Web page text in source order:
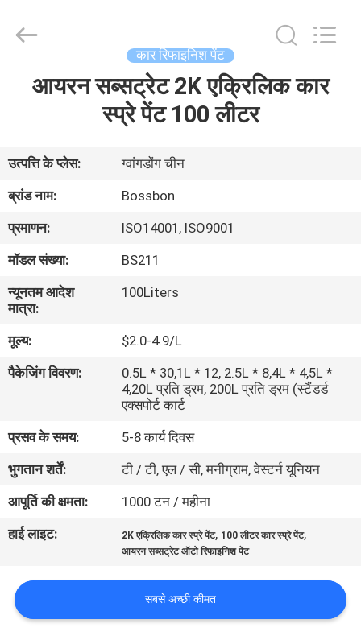
हमारे
बारे
कारखाना
गुणवत्ता
संपर्क
करें
समाचार
एक
उद्धरण
Rights
कार रिफाइनिश पेंट
आयरन सब्सट्रेट 2K एक्रिलिक कार
स्प्रे पेंट 100 लीटर
उत्पत्ति के प्लेस:
ग्वांगडोंग चीन
ब्रांड नाम:
Bossbon
प्रमाणन:
ISO14001, ISO9001
मॉडल संख्या:
BS211
न्यूनतम आदेश
मात्रा:
100Liters
मूल्य:
$2.0-4.9/L
पैकेजिंग विवरण:
0.5L * 30,1L * 12, 2.5L * 8,4L * 4,5L *
4,20L प्रति ड्रम, 200L प्रति ड्रम (स्टैंडर्ड
एक्सपोर्ट कार्ट
प्रसव के समय:
5-8 कार्य दिवस
भुगतान शर्तें:
टी / टी, एल / सी, मनीग्राम, वेस्टर्न यूनियन
आपूर्ति की क्षमता:
1000 टन / महीना
हाई लाइट:
2K एक्रिलिक कार स्प्रे पेंट, 100 लीटर कार स्प्रे पेंट,
आयरन सब्सट्रेट ऑटो रिफाइनिश पेंट
सबसे अच्छी कीमत